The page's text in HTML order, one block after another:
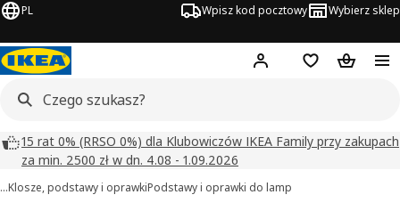
PL Wpisz kod pocztowy Wybierz sklep
Hej! Zaloguj się
Lista zakupowa
Koszyk
15 rat 0% (RRSO 0%) dla Klubowiczów IKEA Family przy zakupach
za min. 2500 zł w dn. 4.08 - 1.09.2026
…Klosze, podstawy i oprawkiPodstawy i oprawki do lamp